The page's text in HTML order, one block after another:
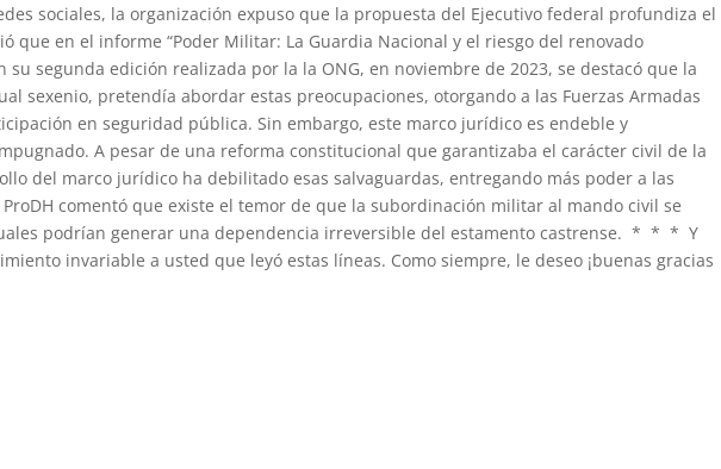
sociales, la organización expuso que la propuesta del Ejecutivo federal profundiza el
que en el informe “Poder Militar: La Guardia Nacional y el riesgo del renovado
su segunda edición realizada por la la ONG, en noviembre de 2023, se destacó que la
sexenio, pretendía abordar estas preocupaciones, otorgando a las Fuerzas Armadas
en seguridad pública. Sin embargo, este marco jurídico es endeble y
A pesar de una reforma constitucional que garantizaba el carácter civil de la
del marco jurídico ha debilitado esas salvaguardas, entregando más poder a las
ProDH comentó que existe el temor de que la subordinación militar al mando civil se
podrían generar una dependencia irreversible del estamento castrense. * * * Y
invariable a usted que leyó estas líneas. Como siempre, le deseo ¡buenas gracias